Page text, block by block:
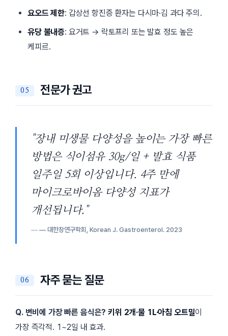
요오드 제한: 갑상선 항진증 환자는 다시마·김 과다 주의.
유당 불내증: 요거트 → 락토프리 또는 발효 정도 높은
케피르.
전문가 권고
장내 미생물 다양성을 높이는 가장 빠른
방법은 식이섬유 30g/일 + 발효 식품
일주일 5회 이상입니다. 4주 만에
마이크로바이옴 다양성 지표가
개선됩니다.
— 대한장연구학회, Korean J. Gastroenterol. 2023
자주 묻는 질문
Q. 변비에 가장 빠른 음식은? 키위 2개·물 1L·아침 오트밀이
가장 즉각적. 1~2일 내 효과.